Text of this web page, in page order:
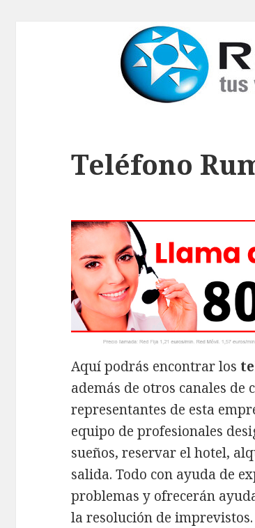
Teléfono
Aquí podrás encontrar los
además de otros canales de
representantes de esta
equipo de profesionales
sueños, reservar el hotel,
salida. Todo con ayuda de
problemas y ofrecerán
la resolución de imprevistos.